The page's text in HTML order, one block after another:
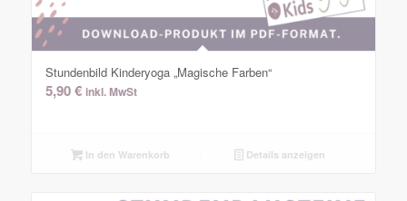
Stundenbild Kinderyoga „Magische Farben“
5,90€ inkl. MwSt
In den Warenkorb Details anzeigen